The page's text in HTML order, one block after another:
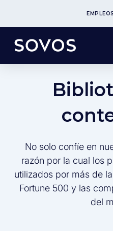
EMPLEOS
No solo confíe en
razón por la cual los
utilizados por más de
Fortune 500 y las
del